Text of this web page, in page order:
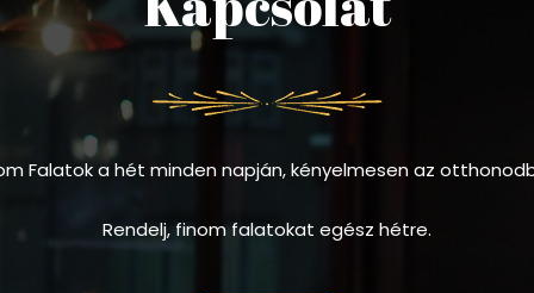
Falatok a hét minden napján, kényelmesen az
Rendelj, finom falatokat egész hétre.